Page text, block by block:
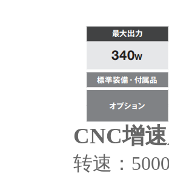
CNC增
转速：